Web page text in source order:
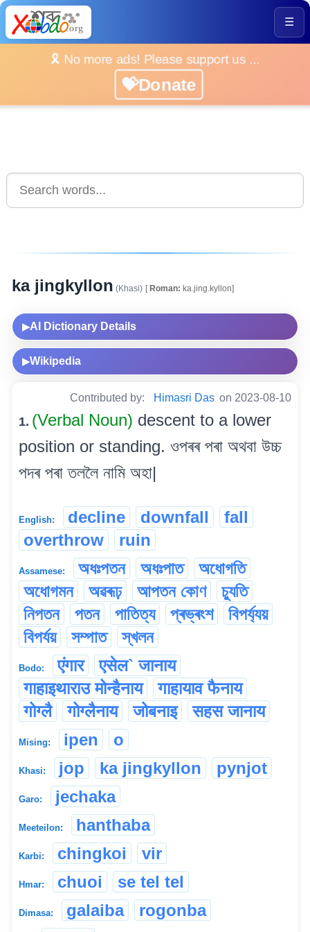
☰
🎗️ No more ads! Please support us ...
💝Donate
ka jingkyllon (Khasi) [Roman: ka.jing.kyllon]
▶AI Dictionary Details
▶Wikipedia
Contributed by: Himasri Das on 2023-08-10
1. (Verbal Noun) descent to a lower
position or standing. ওপৰৰ পৰা অথবা উচ্চ
পদৰ পৰা তললৈ নামি অহা|
English: decline downfall
fall
overthrow
ruin
Assamese: অধঃপতন অধঃপাত
অধোগতি
অধোগমন
অৱৰূঢ় আপতন কোণ
চ্যুতি
নিপতন
পতন পাতিত্য প্ৰভ্ৰংশ
বিপৰ্য্যয়
বিপৰ্যয়
সম্পাত স্খলন
Bodo: एंगार
एसेल` जानाय
गाहाइथाराउ मोन्हैनाय
गाहायाव फैनाय
गोग्लै
गोग्लैनाय जोबनाइ सहस जानाय
Mising: ipen o
Khasi: jop ka jingkyllon pynjot
Garo: jechaka
Meeteilon: hanthaba
Karbi: chingkoi vir
Hmar: chuoi se tel tel
Dimasa: galaiba
rogonba